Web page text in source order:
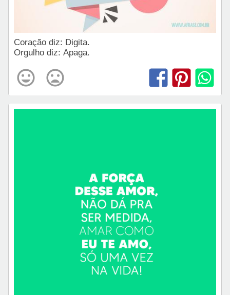
Coração diz: Digita.
Orgulho diz: Apaga.